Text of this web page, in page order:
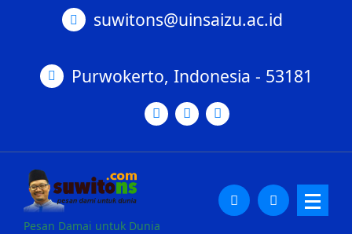
suwitons@uinsaizu.ac.id
Purwokerto, Indonesia - 53181
Pesan Damai untuk Dunia